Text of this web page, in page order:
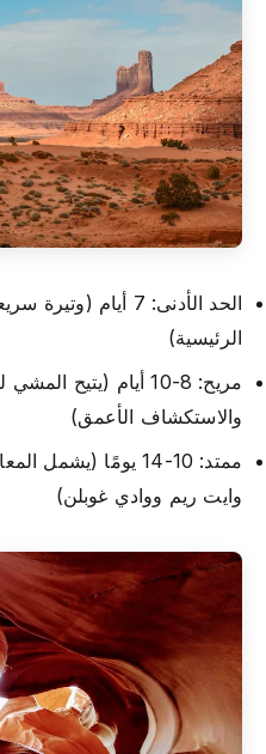
الحد الأدنى: 7 أيام
الرئيسية)
مريح: 8-10 أيام (يتيح
والاستكشاف الأعمق)
ممتد: 10-14 يومًا
وايت ريم ووادي غوبلن)